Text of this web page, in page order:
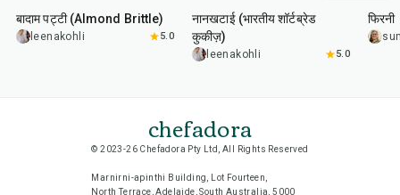
बादाम पट्टी (Almond Brittle)
leenakohli 5.0
नानखटाई (भारतीय शॉर्टब्रेड
कुकीज़)
leenakohli 5.0
फिरनी
chefadora
© 2023-26 Chefadora Pty Ltd, All Rights Reserved
Marnirni-apinthi Building, Lot Fourteen,
North Terrace, Adelaide, South Australia, 5000